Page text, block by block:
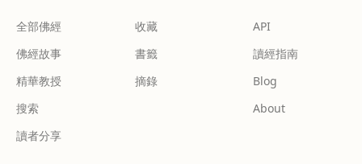
全部佛經
佛經故事
精華教授
搜索
讀者分享
收藏
書籤
摘錄
API
讀經指南
Blog
About